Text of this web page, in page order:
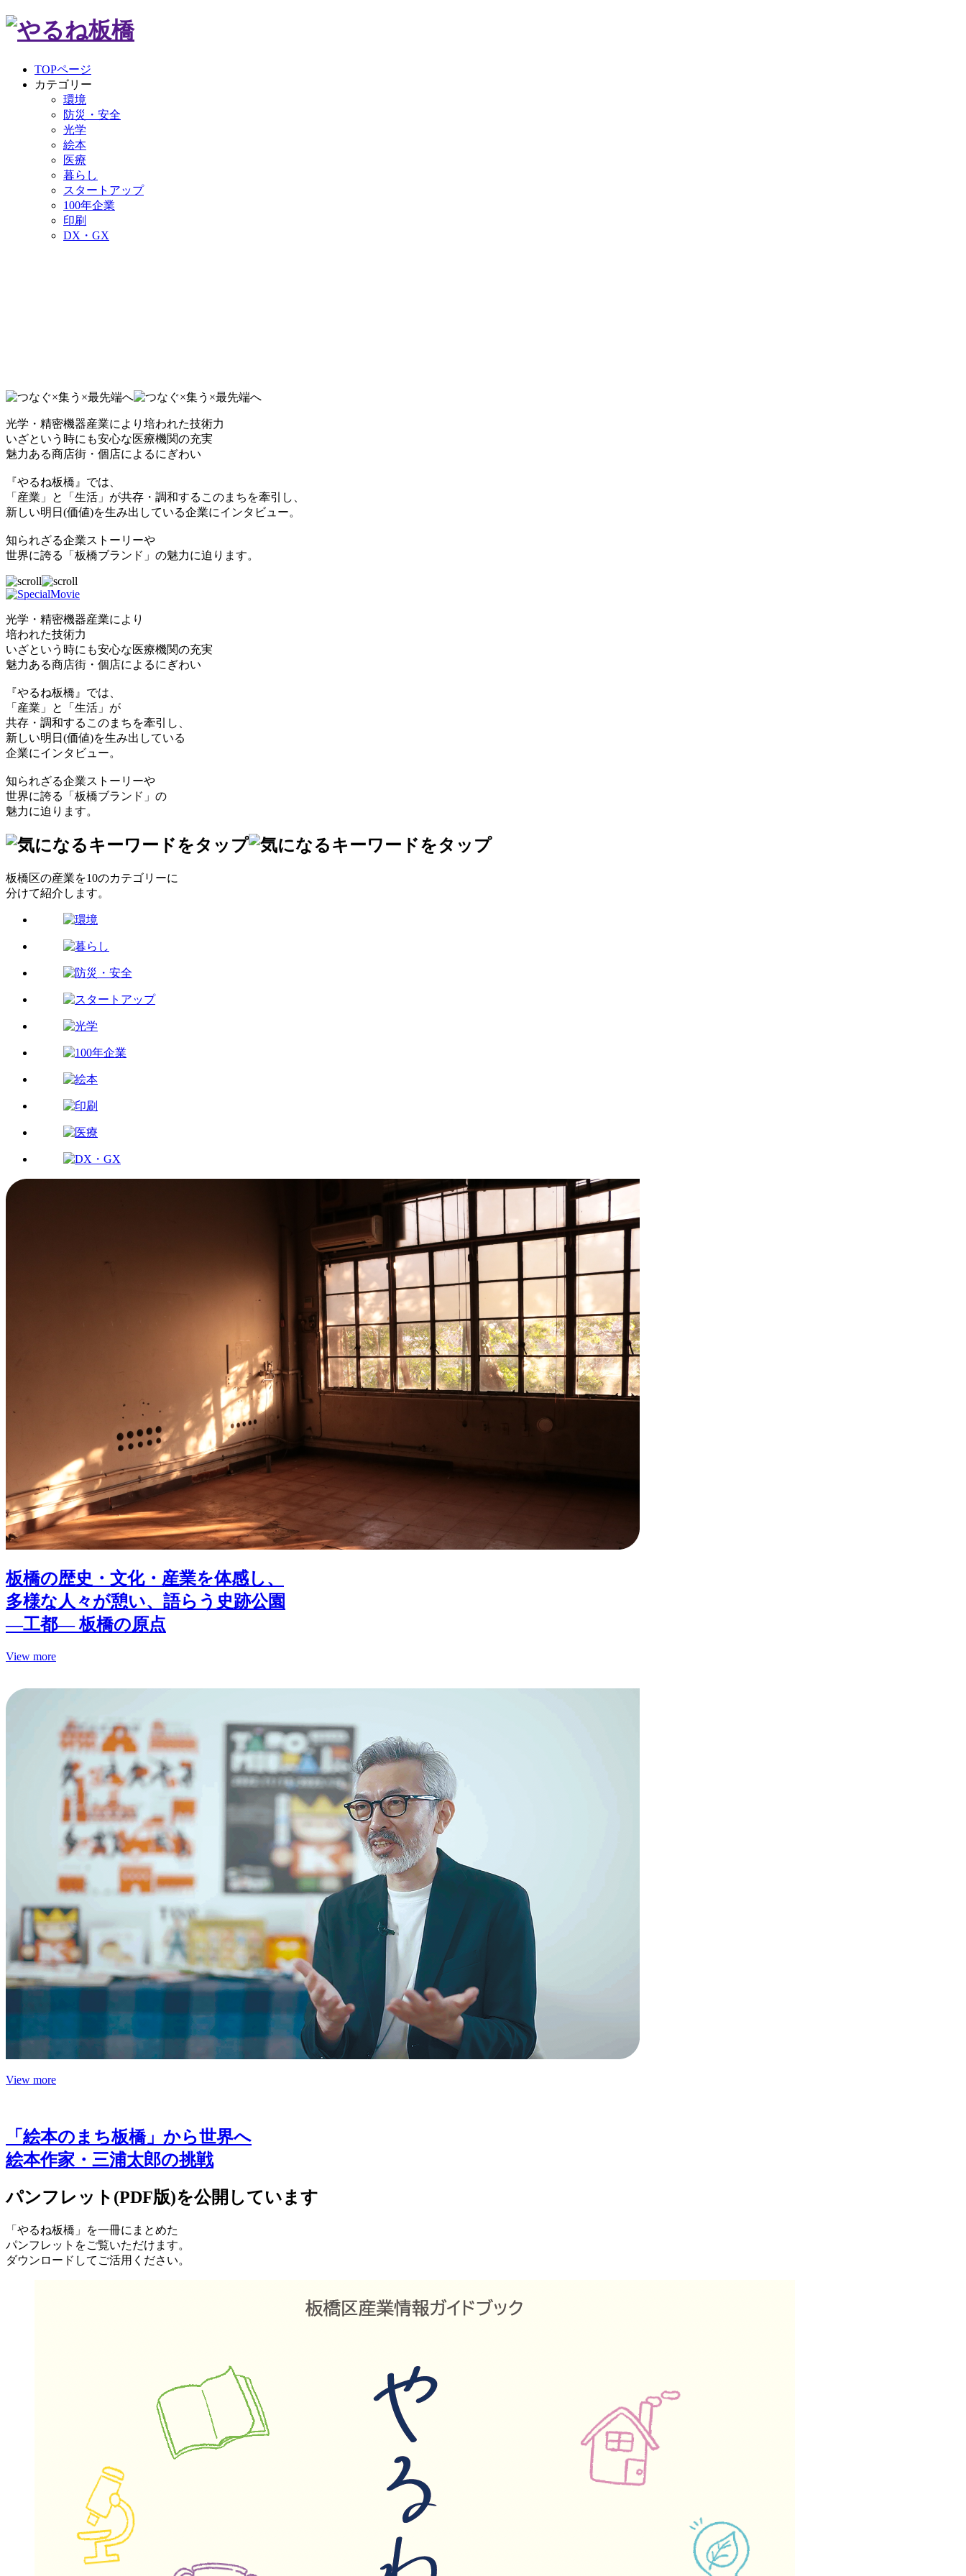
TOPページ
カテゴリー
環境
防災・安全
光学
絵本
医療
暮らし
スタートアップ
100年企業
印刷
DX・GX
光学・精密機器産業により培われた技術力
いざという時にも安心な医療機関の充実
魅力ある商店街・個店によるにぎわい
『やるね板橋』では、
「産業」と「生活」が共存・調和するこのまちを牽引し、
新しい明日(価値)を生み出している企業にインタビュー。
知られざる企業ストーリーや
世界に誇る「板橋ブランド」の魅力に迫ります。
光学・精密機器産業により
培われた技術力
いざという時にも安心な医療機関の充実
魅力ある商店街・個店によるにぎわい
『やるね板橋』では、
「産業」と「生活」が
共存・調和するこのまちを牽引し、
新しい明日(価値)を生み出している
企業にインタビュー。
知られざる企業ストーリーや
世界に誇る「板橋ブランド」の
魅力に迫ります。
板橋区の産業を10のカテゴリーに
分けて紹介します。
板橋の歴史・文化・産業を体感し、
多様な人々が憩い、語らう史跡公園
—工都— 板橋の原点
View more
View more
「絵本のまち板橋」から世界へ
絵本作家・三浦太郎の挑戦
パンフレット(PDF版)を公開しています
「やるね板橋」を一冊にまとめた
パンフレットをご覧いただけます。
ダウンロードしてご活用ください。